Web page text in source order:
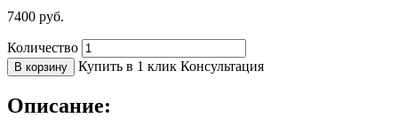
7400 руб.
Количество
В корзину Купить в 1 клик Консультация
Описание: